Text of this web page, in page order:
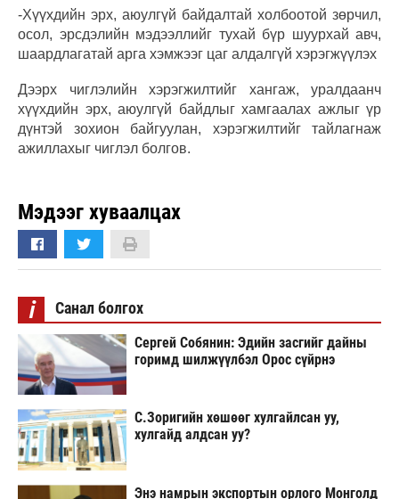
-Хүүхдийн эрх, аюулгүй байдалтай холбоотой зөрчил,
осол, эрсдэлийн мэдээллийг тухай бүр шуурхай авч,
шаардлагатай арга хэмжээг цаг алдалгүй хэрэгжүүлэх
Дээрх чиглэлийн хэрэгжилтийг хангаж, уралдаанч
хүүхдийн эрх, аюулгүй байдлыг хамгаалах ажлыг үр
дүнтэй зохион байгуулан, хэрэгжилтийг тайлагнаж
ажиллахыг чиглэл болгов.
Мэдээг хуваалцах
i Санал болгох
Сергей Собянин: Эдийн засгийг дайны
горимд шилжүүлбэл Орос сүйрнэ
С.Зоригийн хөшөөг хулгайлсан уу,
хулгайд алдсан уу?
Энэ намрын экспортын орлого Монголд